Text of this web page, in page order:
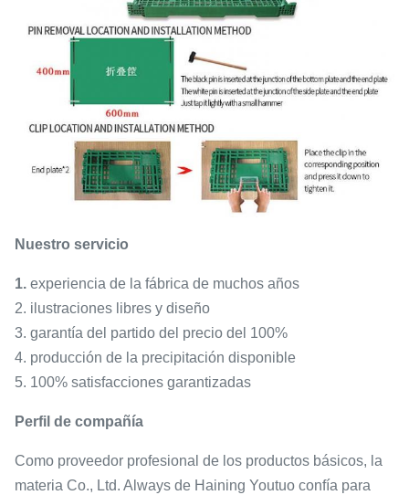
Nuestro servicio
1. experiencia de la fábrica de muchos años
2. ilustraciones libres y diseño
3. garantía del partido del precio del 100%
4. producción de la precipitación disponible
5. 100% satisfacciones garantizadas
Perfil de compañía
Como proveedor profesional de los productos básicos, la
materia Co., Ltd. Always de Haining Youtuo confía para